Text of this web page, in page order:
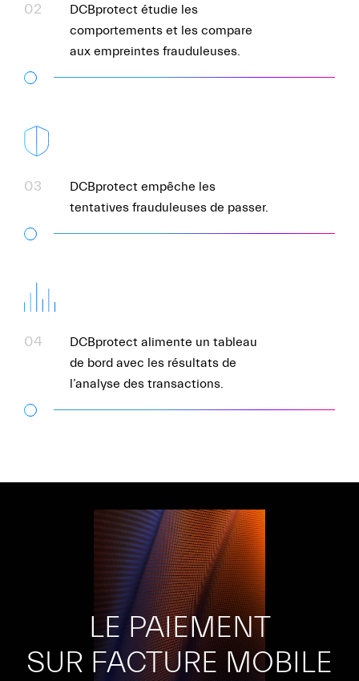
02
DCBprotect étudie les
comportements et les compare
aux empreintes frauduleuses.
03
DCBprotect empêche les
tentatives frauduleuses de passer.
04
DCBprotect alimente un tableau
de bord avec les résultats de
l’analyse des transactions.
LE PAIEMENT
SUR FACTURE MOBILE